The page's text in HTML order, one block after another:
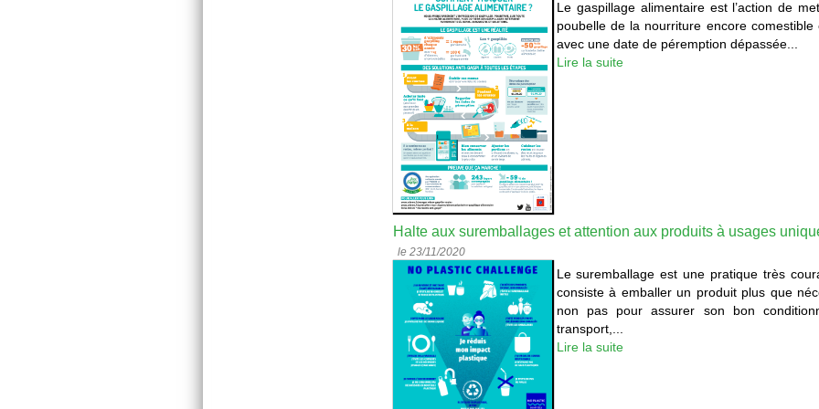
Le gaspillage alimentaire est l’action de
poubelle de la nourriture encore comestible
avec une date de péremption dépassée...
Lire la suite
Halte aux suremballages et attention aux produits à usages
le 23/11/2020
Le suremballage est une pratique très
consiste à emballer un produit plus que
non pas pour assurer son bon
transport,...
Lire la suite